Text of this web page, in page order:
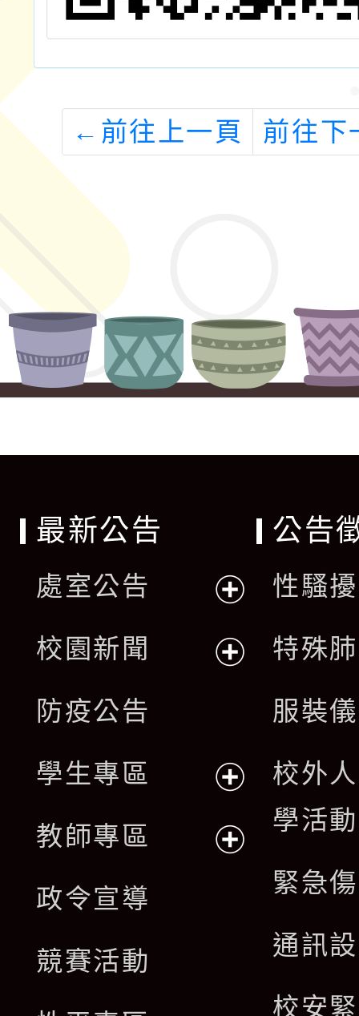
← 前往上一頁 前往下
最新公告
處室公告
開
單
校園新聞
選
單
防疫公告
學生專區
開
教師專區
政令宣導
競賽活動
公告
性騷
特殊
服裝
校外
學活
緊急
通訊
校安